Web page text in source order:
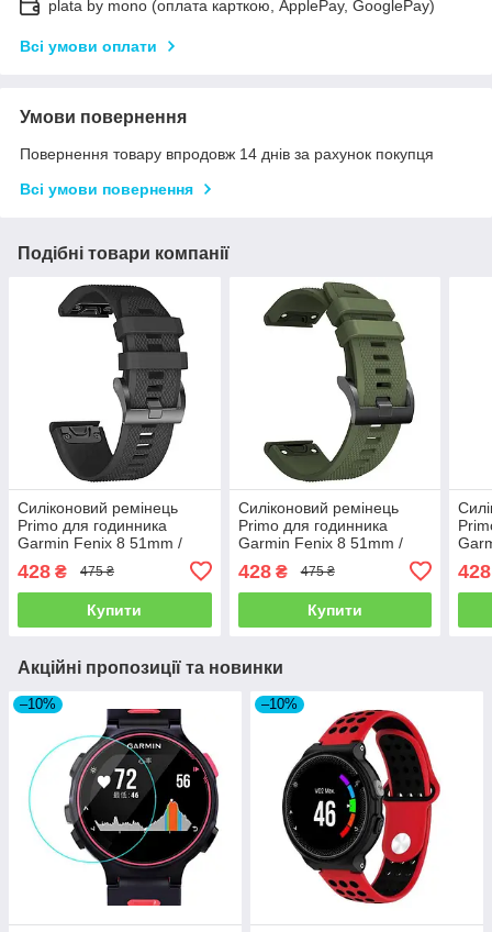
plata by mono (оплата карткою, ApplePay, GooglePay)
Всі умови оплати
Умови повернення
Повернення товару впродовж 14 днів за рахунок покупця
Всі умови повернення
Подібні товари компанії
Силіконовий ремінець
Primo для годинника
Garmin Fenix 8 51mm /
Fenix 7X / Fenix 7X Pro -
Black
428 ₴ 475 ₴
Купити
Силіконовий ремінець
Primo для годинника
Garmin Fenix 8 51mm /
Fenix 7X / Fenix 7X Pro -
Army Green
428₴ 475 ₴
Купити
Grey
428
Акційні пропозиції та новинки
–10% –10%